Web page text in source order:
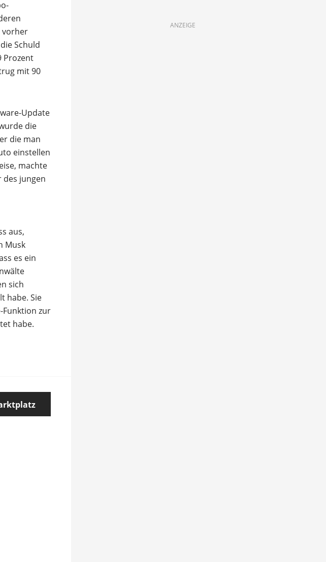
vorher
Schuld
Prozent
mit 90
Update
die
die man
einstellen
machte
des jungen
aus,
Musk
es ein
sich
habe. Sie
Funktion zur
habe.
ANZEIGE